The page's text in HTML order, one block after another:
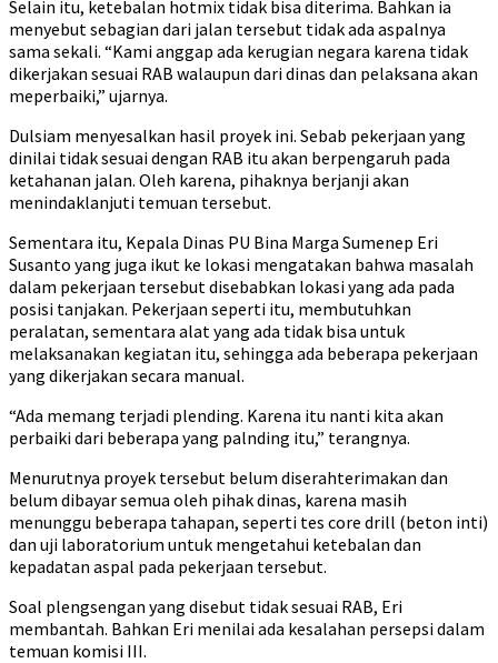
Selain itu, ketebalan hotmix tidak bisa diterima. Bahkan ia
menyebut sebagian dari jalan tersebut tidak ada aspalnya
sama sekali. “Kami anggap ada kerugian negara karena tidak
dikerjakan sesuai RAB walaupun dari dinas dan pelaksana akan
meperbaiki,” ujarnya.
Dulsiam menyesalkan hasil proyek ini. Sebab pekerjaan yang
dinilai tidak sesuai dengan RAB itu akan berpengaruh pada
ketahanan jalan. Oleh karena, pihaknya berjanji akan
menindaklanjuti temuan tersebut.
Sementara itu, Kepala Dinas PU Bina Marga Sumenep Eri
Susanto yang juga ikut ke lokasi mengatakan bahwa masalah
dalam pekerjaan tersebut disebabkan lokasi yang ada pada
posisi tanjakan. Pekerjaan seperti itu, membutuhkan
peralatan, sementara alat yang ada tidak bisa untuk
melaksanakan kegiatan itu, sehingga ada beberapa pekerjaan
yang dikerjakan secara manual.
“Ada memang terjadi plending. Karena itu nanti kita akan
perbaiki dari beberapa yang palnding itu,” terangnya.
Menurutnya proyek tersebut belum diserahterimakan dan
belum dibayar semua oleh pihak dinas, karena masih
menunggu beberapa tahapan, seperti tes core drill (beton inti)
dan uji laboratorium untuk mengetahui ketebalan dan
kepadatan aspal pada pekerjaan tersebut.
Soal plengsengan yang disebut tidak sesuai RAB, Eri
membantah. Bahkan Eri menilai ada kesalahan persepsi dalam
temuan komisi III.